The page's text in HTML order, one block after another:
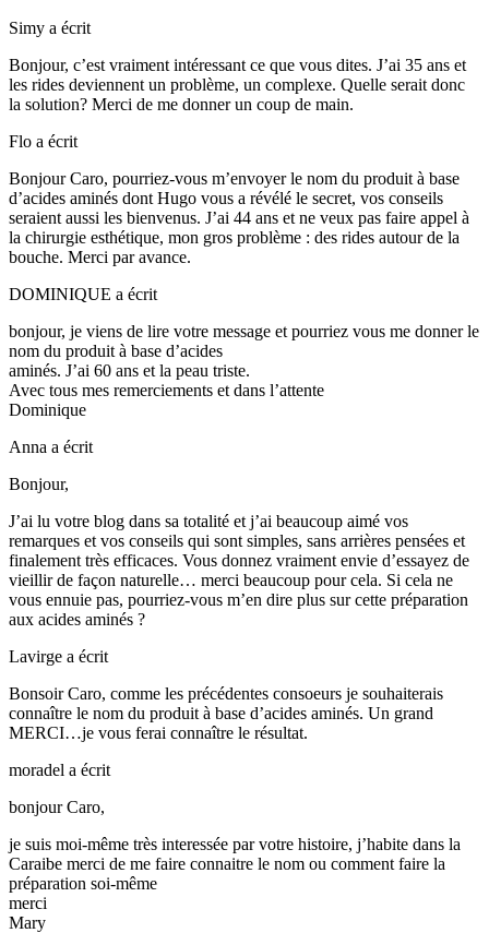
Simy a écrit
Bonjour, c’est vraiment intéressant ce que vous dites. J’ai 35 ans et
les rides deviennent un problème, un complexe. Quelle serait donc
la solution? Merci de me donner un coup de main.
Flo a écrit
Bonjour Caro, pourriez-vous m’envoyer le nom du produit à base
d’acides aminés dont Hugo vous a révélé le secret, vos conseils
seraient aussi les bienvenus. J’ai 44 ans et ne veux pas faire appel à
la chirurgie esthétique, mon gros problème : des rides autour de la
bouche. Merci par avance.
DOMINIQUE a écrit
bonjour, je viens de lire votre message et pourriez vous me donner le
nom du produit à base d’acides
aminés. J’ai 60 ans et la peau triste.
Avec tous mes remerciements et dans l’attente
Dominique
Anna a écrit
Bonjour,
J’ai lu votre blog dans sa totalité et j’ai beaucoup aimé vos
remarques et vos conseils qui sont simples, sans arrières pensées et
finalement très efficaces. Vous donnez vraiment envie d’essayez de
vieillir de façon naturelle… merci beaucoup pour cela. Si cela ne
vous ennuie pas, pourriez-vous m’en dire plus sur cette préparation
aux acides aminés ?
Lavirge a écrit
Bonsoir Caro, comme les précédentes consoeurs je souhaiterais
connaître le nom du produit à base d’acides aminés. Un grand
MERCI…je vous ferai connaître le résultat.
moradel a écrit
bonjour Caro,
je suis moi-même très interessée par votre histoire, j’habite dans la
Caraibe merci de me faire connaitre le nom ou comment faire la
préparation soi-même
merci
Mary